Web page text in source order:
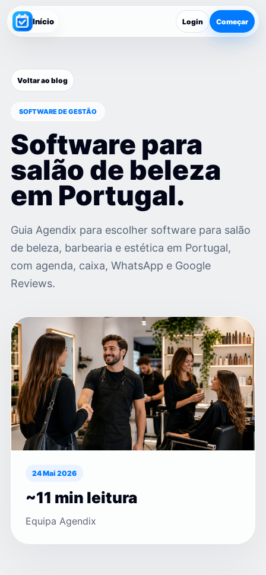
Início Login Começar
Voltar ao blog
SOFTWARE DE GESTÃO
Software para
salão de beleza
em Portugal.
Guia Agendix para escolher software para salão
de beleza, barbearia e estética em Portugal,
com agenda, caixa, WhatsApp e Google
Reviews.
24 Mai 2026
~11 min leitura
Equipa Agendix